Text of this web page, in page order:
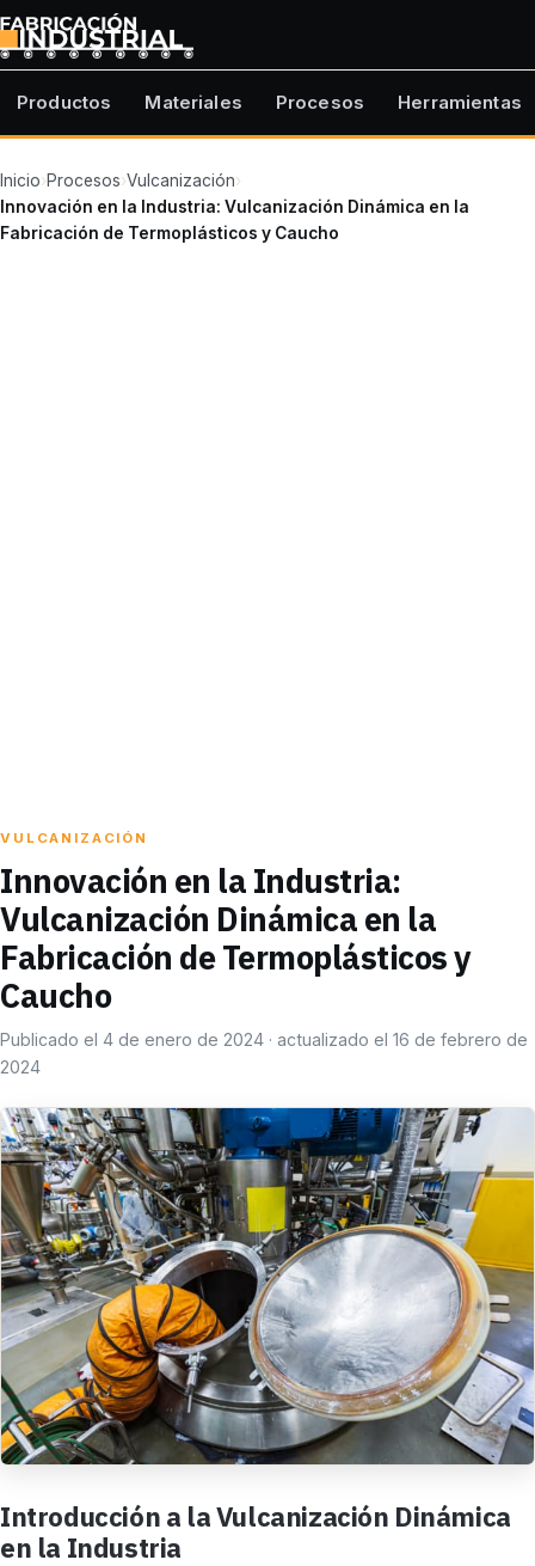
Productos Materiales Procesos Herramientas
Inicio›Procesos›Vulcanización›
Innovación en la Industria: Vulcanización Dinámica en la
Fabricación de Termoplásticos y Caucho
VULCANIZACIÓN
Innovación en la Industria:
Vulcanización Dinámica en la
Fabricación de Termoplásticos y
Caucho
Publicado el 4 de enero de 2024 · actualizado el 16 de febrero de
2024
Introducción a la Vulcanización Dinámica
en la Industria